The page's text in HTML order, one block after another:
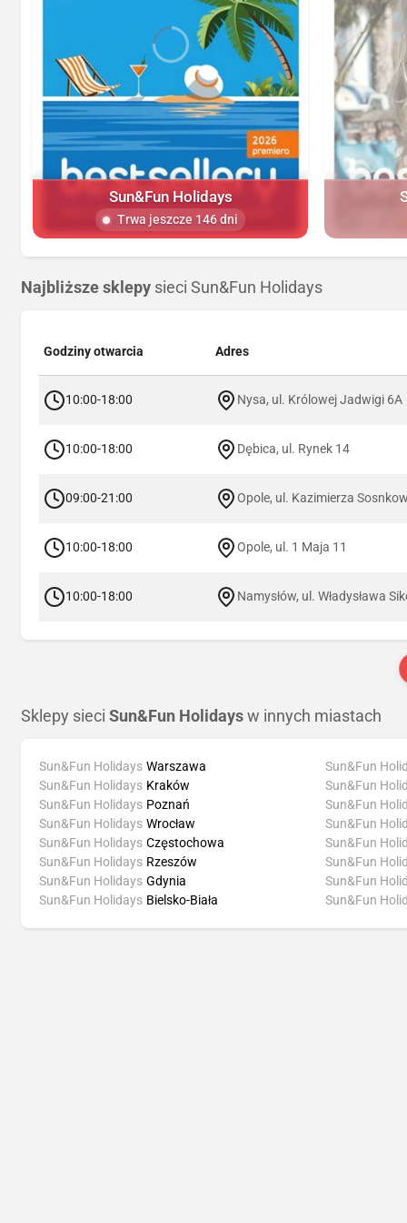
Sun&Fun Holidays
Trwa jeszcze 146 dni
Najbliższe sklepy sieci Sun&Fun Holidays
Godziny otwarcia Adres
10:00-18:00 Nysa, ul. Królowej Jadwigi 6A
10:00-18:00 Dębica, ul. Rynek 14
09:00-21:00 Opole, ul. Kazimierza
10:00-18:00 Opole, ul. 1 Maja 11
10:00-18:00 Namysłów, ul. Władysława
Sklepy sieci Sun&Fun Holidays w innych miastach
Sun&Fun Holidays Warszawa
Sun&Fun Holidays Kraków
Sun&Fun Holidays Poznań
Sun&Fun Holidays Wrocław
Sun&Fun
Sun&Fun
Sun&Fun
Sun&Fun
Sun&Fun Holidays Częstochowa
Sun&Fun Holidays Rzeszów
Sun&Fun Holidays Gdynia
Sun&Fun Holidays Bielsko-Biała
Sun&Fun
Sun&Fun
Sun&Fun
Sun&Fun